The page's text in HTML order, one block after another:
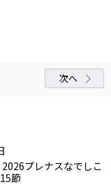
次へ
2026プレナスなでしこ
節